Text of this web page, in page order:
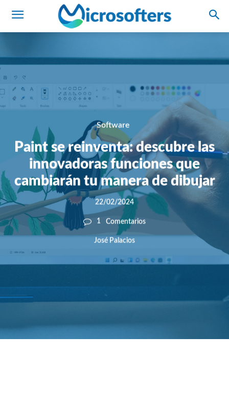
Software
Paint se reinventa: descubre las
innovadoras funciones que
cambiarán tu manera de dibujar
22/02/2024
1 Comentarios
José Palacios